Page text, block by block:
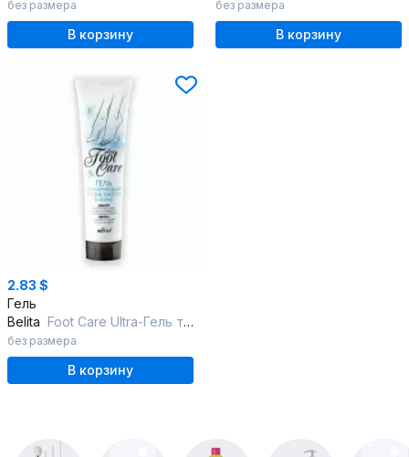
без размера
В корзину
без размера
В корзину
2.83 $
Гель
Belita Foot Care Ultra-Гель тонизирующий против тяжести в ногах
без размера
В корзину